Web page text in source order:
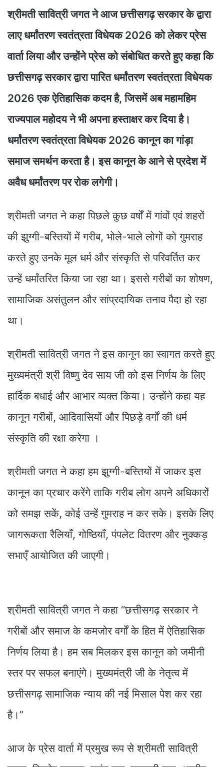
श्रीमती सावित्री जगत ने आज छत्तीसगढ़ सरकार के द्वारा
लाए धर्मांतरण स्वतंत्रता विधेयक 2026 को लेकर प्रेस
वार्ता लिया और उन्होंने प्रेस को संबोधित करते हुए कहा कि
छत्तीसगढ़ सरकार द्वारा पारित धर्मांतरण स्वतंत्रता विधेयक
2026 एक ऐतिहासिक कदम है, जिसमें अब महामहिम
राज्यपाल महोदय ने भी अपना हस्ताक्षर कर दिया है।
धर्मांतरण स्वतंत्रता विधेयक 2026 कानून का गांड़ा
समाज समर्थन करता है। इस कानून के आने से प्रदेश में
अवैध धर्मांतरण पर रोक लगेगी।
श्रीमती जगत ने कहा पिछले कुछ वर्षों में गांवों एवं शहरों
की झुग्गी-बस्तियों में गरीब, भोले-भाले लोगों को गुमराह
करते हुए उनके मूल धर्म और संस्कृति से परिवर्तित कर
उन्हें धर्मांतरित किया जा रहा था। इससे गरीबों का शोषण,
सामाजिक असंतुलन और सांप्रदायिक तनाव पैदा हो रहा
था।
श्रीमती सावित्री जगत ने इस कानून का स्वागत करते हुए
मुख्यमंत्री श्री विष्णु देव साय जी को इस निर्णय के लिए
हार्दिक बधाई और आभार व्यक्त किया। उन्होंने कहा यह
कानून गरीबों, आदिवासियों और पिछड़े वर्गों की धर्म
संस्कृति की रक्षा करेगा ।
श्रीमती जगत ने कहा हम झुग्गी-बस्तियों में जाकर इस
कानून का प्रचार करेंगे ताकि गरीब लोग अपने अधिकारों
को समझ सकें, कोई उन्हें गुमराह न कर सके। इसके लिए
जागरूकता रैलियाँ, गोष्ठियाँ, पंपलेट वितरण और नुक्कड़
सभाएँ आयोजित की जाएगी।
श्रीमती सावित्री जगत ने कहा “छत्तीसगढ़ सरकार ने
गरीबों और समाज के कमजोर वर्गों के हित में ऐतिहासिक
निर्णय लिया है। हम सब मिलकर इस कानून को जमीनी
स्तर पर सफल बनाएंगे। मुख्यमंत्री जी के नेतृत्व में
छत्तीसगढ़ सामाजिक न्याय की नई मिसाल पेश कर रहा
है।”
आज के प्रेस वार्ता में प्रमुख रूप से श्रीमती सावित्री